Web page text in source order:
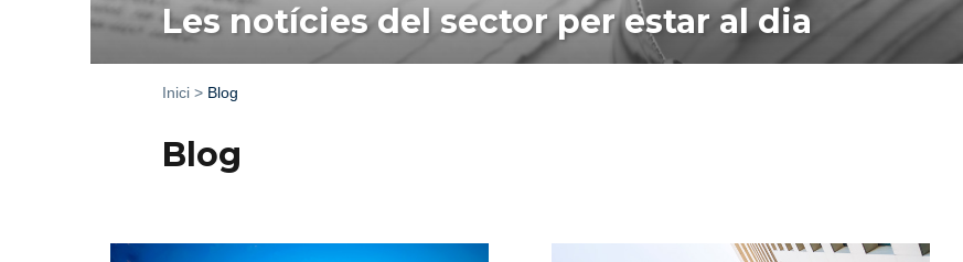
Les notícies del sector per estar al dia
Inici > Blog
Blog